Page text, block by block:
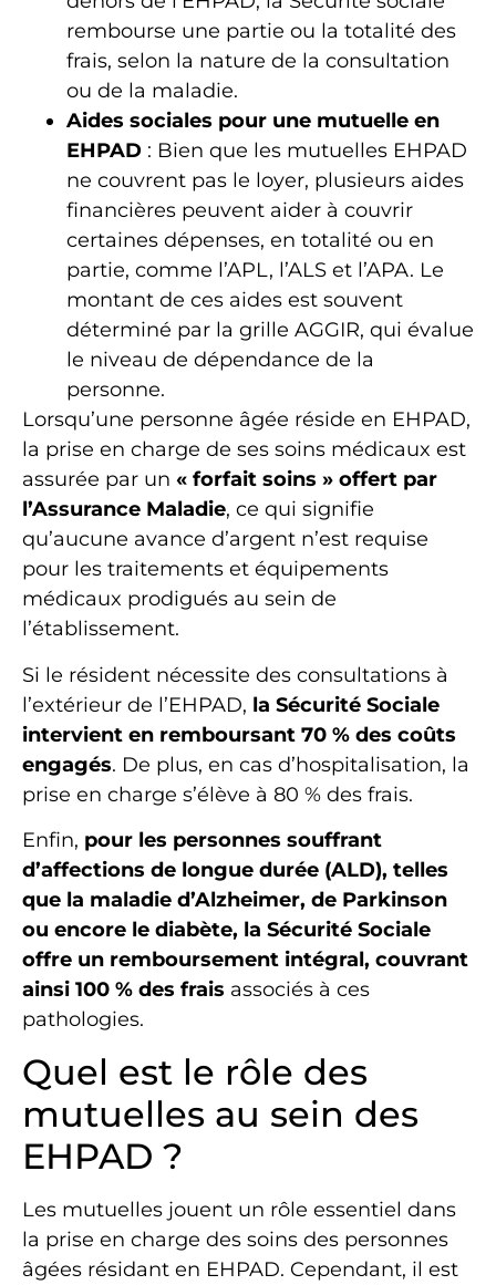
rembourse une partie ou la totalité des
frais, selon la nature de la consultation
ou de la maladie.
Aides sociales pour une mutuelle en
EHPAD : Bien que les mutuelles EHPAD
ne couvrent pas le loyer, plusieurs aides
financières peuvent aider à couvrir
certaines dépenses, en totalité ou en
partie, comme l’APL, l’ALS et l’APA. Le
montant de ces aides est souvent
déterminé par la grille AGGIR, qui évalue
le niveau de dépendance de la
personne.
Lorsqu’une personne âgée réside en EHPAD,
la prise en charge de ses soins médicaux est
assurée par un « forfait soins » offert par
l’Assurance Maladie, ce qui signifie
qu’aucune avance d’argent n’est requise
pour les traitements et équipements
médicaux prodigués au sein de
l’établissement.
Si le résident nécessite des consultations à
l’extérieur de l’EHPAD, la Sécurité Sociale
intervient en remboursant 70 % des coûts
engagés. De plus, en cas d’hospitalisation, la
prise en charge s’élève à 80 % des frais.
Enfin, pour les personnes souffrant
d’affections de longue durée (ALD), telles
que la maladie d’Alzheimer, de Parkinson
ou encore le diabète, la Sécurité Sociale
offre un remboursement intégral, couvrant
ainsi 100 % des frais associés à ces
pathologies.
Quel est le rôle des
mutuelles au sein des
EHPAD ?
Les mutuelles jouent un rôle essentiel dans
la prise en charge des soins des personnes
âgées résidant en EHPAD. Cependant, il est